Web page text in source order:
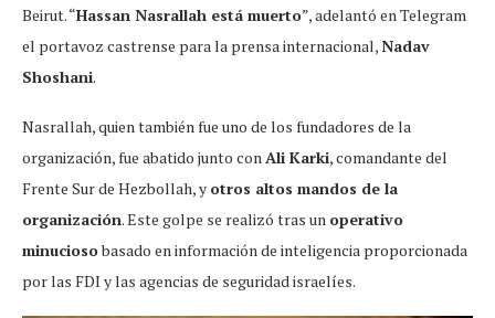
Beirut. “Hassan Nasrallah está muerto”, adelantó en Telegram
el portavoz castrense para la prensa internacional, Nadav
Shoshani.
Nasrallah, quien también fue uno de los fundadores de la
organización, fue abatido junto con Ali Karki, comandante del
Frente Sur de Hezbollah, y otros altos mandos de la
organización. Este golpe se realizó tras un operativo
minuciosobasado en información de inteligencia proporcionada
por las FDI y las agencias de seguridad israelíes.